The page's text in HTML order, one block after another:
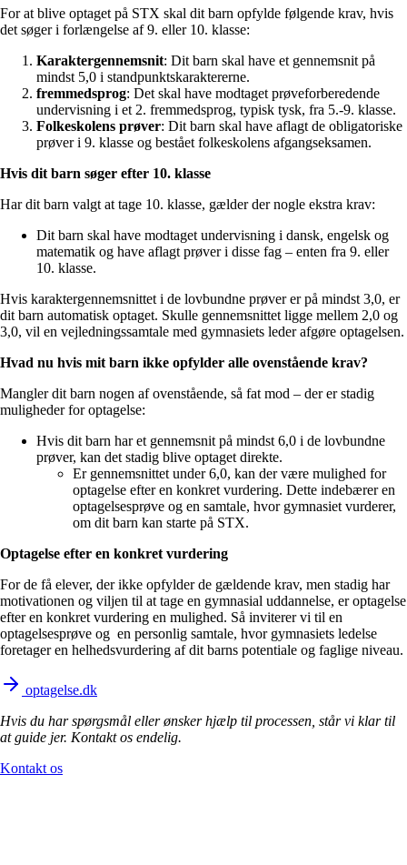
For at blive optaget på STX skal dit barn opfylde følgende krav, hvis
det søger i forlængelse af 9. eller 10. klasse:
Karaktergennemsnit: Dit barn skal have et gennemsnit på
mindst 5,0 i standpunktskaraktererne.
fremmedsprog: Det skal have modtaget prøveforberedende
undervisning i et 2. fremmedsprog, typisk tysk, fra 5.-9. klasse.
Folkeskolens prøver: Dit barn skal have aflagt de obligatoriske
prøver i 9. klasse og bestået folkeskolens afgangseksamen.
Hvis dit barn søger efter 10. klasse
Har dit barn valgt at tage 10. klasse, gælder der nogle ekstra krav:
Dit barn skal have modtaget undervisning i dansk, engelsk og
matematik og have aflagt prøver i disse fag – enten fra 9. eller
10. klasse.
Hvis karaktergennemsnittet i de lovbundne prøver er på mindst 3,0, er
dit barn automatisk optaget. Skulle gennemsnittet ligge mellem 2,0 og
3,0, vil en vejledningssamtale med gymnasiets leder afgøre optagelsen.
Hvad nu hvis mit barn ikke opfylder alle ovenstående krav?
Mangler dit barn nogen af ovenstående, så fat mod – der er stadig
muligheder for optagelse:
Hvis dit barn har et gennemsnit på mindst 6,0 i de lovbundne
prøver, kan det stadig blive optaget direkte.
Er gennemsnittet under 6,0, kan der være mulighed for
optagelse efter en konkret vurdering. Dette indebærer en
optagelsesprøve og en samtale, hvor gymnasiet vurderer,
om dit barn kan starte på STX.
Optagelse efter en konkret vurdering
For de få elever, der ikke opfylder de gældende krav, men stadig har
motivationen og viljen til at tage en gymnasial uddannelse, er optagelse
efter en konkret vurdering en mulighed. Så inviterer vi til en
optagelsesprøve og en personlig samtale, hvor gymnasiets ledelse
foretager en helhedsvurdering af dit barns potentiale og faglige niveau.
optagelse.dk
Hvis du har spørgsmål eller ønsker hjælp til processen, står vi klar til
at guide jer. Kontakt os endelig.
Kontakt os